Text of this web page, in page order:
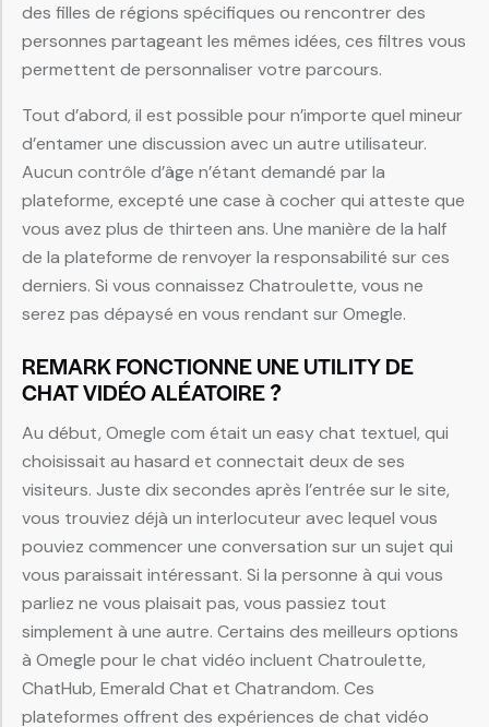
des filles de régions spécifiques ou rencontrer des
personnes partageant les mêmes idées, ces filtres vous
permettent de personnaliser votre parcours.
Tout d’abord, il est possible pour n’importe quel mineur
d’entamer une discussion avec un autre utilisateur.
Aucun contrôle d’âge n’étant demandé par la
plateforme, excepté une case à cocher qui atteste que
vous avez plus de thirteen ans. Une manière de la half
de la plateforme de renvoyer la responsabilité sur ces
derniers. Si vous connaissez Chatroulette, vous ne
serez pas dépaysé en vous rendant sur Omegle.
REMARK FONCTIONNE UNE UTILITY DE
CHAT VIDÉO ALÉATOIRE ?
Au début, Omegle com était un easy chat textuel, qui
choisissait au hasard et connectait deux de ses
visiteurs. Juste dix secondes après l’entrée sur le site,
vous trouviez déjà un interlocuteur avec lequel vous
pouviez commencer une conversation sur un sujet qui
vous paraissait intéressant. Si la personne à qui vous
parliez ne vous plaisait pas, vous passiez tout
simplement à une autre. Certains des meilleurs options
à Omegle pour le chat vidéo incluent Chatroulette,
ChatHub, Emerald Chat et Chatrandom. Ces
plateformes offrent des expériences de chat vidéo